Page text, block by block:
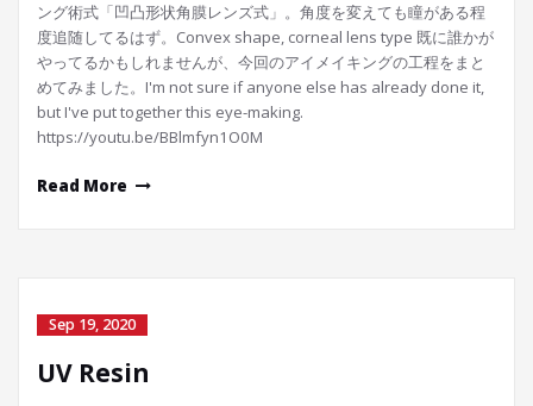
ング術式「凹凸形状角膜レンズ式」。角度を変えても瞳がある程
度追随してるはず。Convex shape, corneal lens type 既に誰かが
やってるかもしれませんが、今回のアイメイキングの工程をまと
めてみました。I'm not sure if anyone else has already done it,
but I've put together this eye-making.
https://youtu.be/BBlmfyn1O0M
Read More
Sep 19, 2020
UV Resin